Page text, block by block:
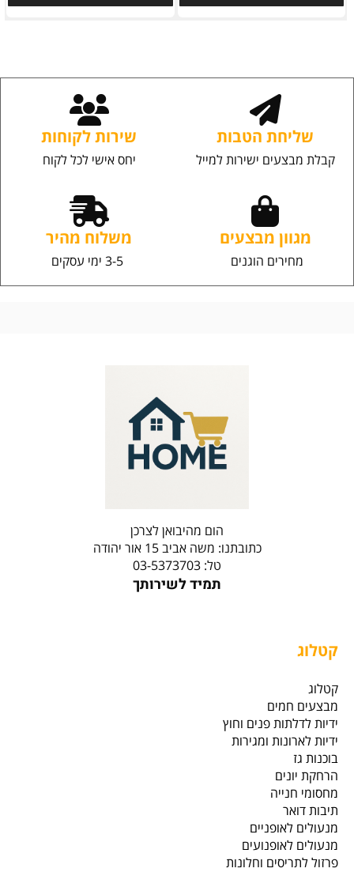
שליחת הטבות
קבלת מבצעים ישירות למייל
שירות לקוחות
יחס אישי לכל לקוח
מגוון מבצעים
מחירים הוגנים
משלוח מהיר
הום מהיבואן לצרכן
כתובתנו: משה אביב 15 אור יהודה
טל: 03-5373703
תמיד לשירותך
קטלוג
קטלוג
מבצעים חמים
ידיות לדלתות פנים וחוץ
ידיות לארונות ומגירות
בוכנות גז
הרחקת יונים
מחסומי חנייה
תיבות דואר
מנעולים לאופניים
מנעולים לאופנועים
פרזול לתריסים וחלונות